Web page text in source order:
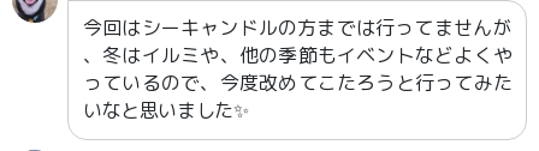
今回はシーキャンドルの方までは行ってませんが
、冬はイルミや、他の季節もイベントなどよくや
っているので、今度改めてこたろうと行ってみた
いなと思いました✨️